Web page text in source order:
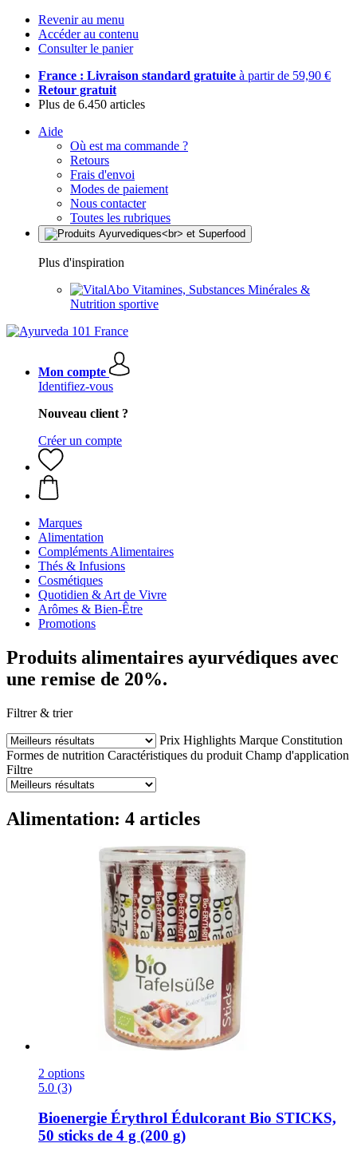
Revenir au menu
Accéder au contenu
Consulter le panier
France : Livraison standard gratuite à partir de 59,90 €
Retour gratuit
Plus de 6.450 articles
Aide
Où est ma commande ?
Retours
Frais d'envoi
Modes de paiement
Nous contacter
Toutes les rubriques
Plus d'inspiration
Vitamines, Substances Minérales &
Nutrition sportive
Mon compte
Identifiez-vous
Nouveau client ?
Créer un compte
Marques
Alimentation
Compléments Alimentaires
Thés & Infusions
Cosmétiques
Quotidien & Art de Vivre
Arômes & Bien-Être
Promotions
Produits alimentaires ayurvédiques avec
une remise de 20%.
Filtrer & trier
Prix Highlights Marque Constitution
Formes de nutrition Caractéristiques du produit Champ d'application
Filtre
Alimentation: 4 articles
2 options
5.0 (3)
Bioenergie Érythrol Édulcorant Bio STICKS,
50 sticks de 4 g (200 g)